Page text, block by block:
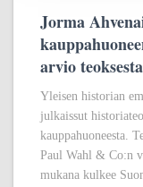
Jorma
arvio teoksesta
Yleisen historian
julkaissut
kauppahuoneesta.
Paul Wahl & Co:n
mukana kulkee